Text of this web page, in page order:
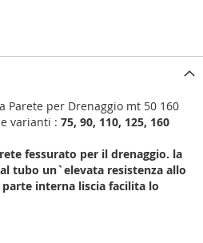
Parete per Drenaggio mt 50 160
varianti : 75, 90, 110, 125, 160
fessurato per il drenaggio. la
tubo un`elevata resistenza allo
interna liscia facilita lo